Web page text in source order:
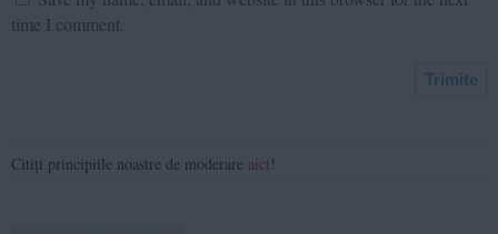
time I comment.
Citiți principiile noastre de moderare aici !